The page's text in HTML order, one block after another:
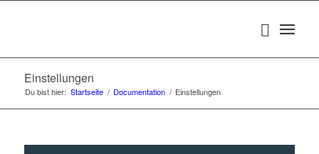
Einstellungen
Du bist hier: Startseite / Documentation / Einstellungen